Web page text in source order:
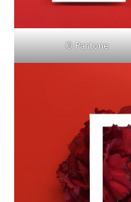
© Pantone